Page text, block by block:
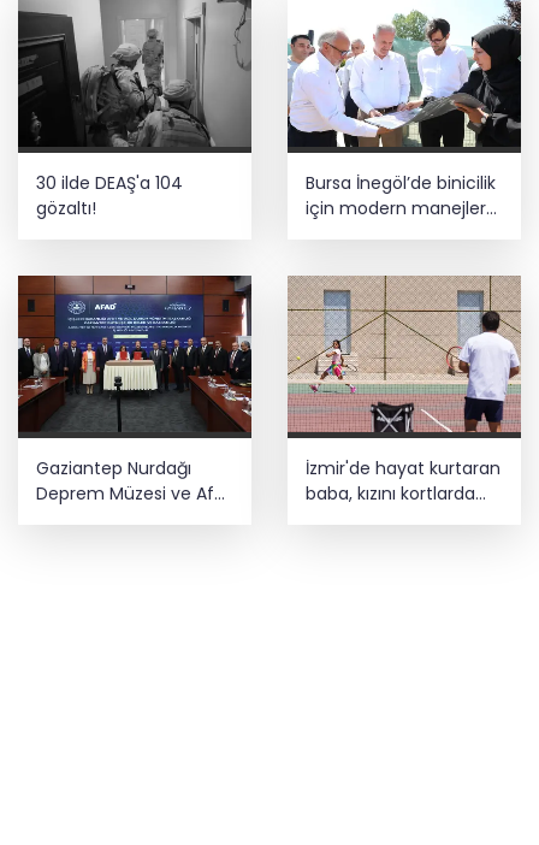
30 ilde DEAŞ'a 104
gözaltı!
Bursa İnegöl’de binicilik
için modern manejler
yapılıyor
Gaziantep Nurdağı
Deprem Müzesi ve Afet
İzmir'de hayat kurtaran
baba, kızını kortlarda